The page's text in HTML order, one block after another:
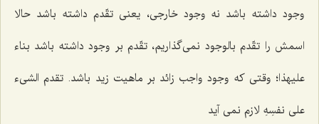
وجود داشته باشد نه وجود خارجى، یعنى تقّدم داشته باشد حالا
اسمش را تقّدم بالوجود نمى‌گذاریم، تقّدم بر وجود داشته باشد بناء
علیهذا؛ وقتى كه وجود واجب زائد بر ماهیت زید باشد. تقدم الشیء
على نفسِهِ لازم نمى آید